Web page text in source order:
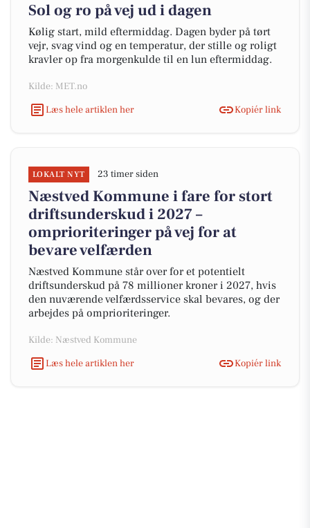
Sol og ro på vej ud i dagen
Kølig start, mild eftermiddag. Dagen byder på tørt
vejr, svag vind og en temperatur, der stille og roligt
kravler op fra morgenkulde til en lun eftermiddag.
Kilde: MET.no
Læs hele artiklen her
Kopiér link
LOKALT NYT 23 timer siden
Næstved Kommune i fare for stort
driftsunderskud i 2027 –
omprioriteringer på vej for at
bevare velfærden
Næstved Kommune står over for et potentielt
driftsunderskud på 78 millioner kroner i 2027, hvis
den nuværende velfærdsservice skal bevares, og der
arbejdes på omprioriteringer.
Kilde: Næstved Kommune
Læs hele artiklen her
Kopiér link